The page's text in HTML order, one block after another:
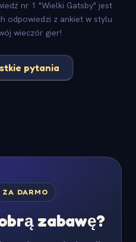
nr 1 "Wielki Gatsby" jest
odpowiedzi z ankiet w stylu
wieczór gier!
pytania
DARMO
zabawę?